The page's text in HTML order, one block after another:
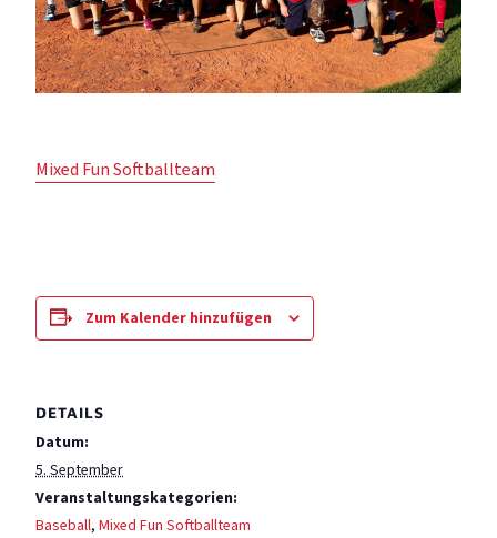
Mixed Fun Softballteam
Zum Kalender hinzufügen
DETAILS
Datum:
5. September
Veranstaltungskategorien:
Baseball, Mixed Fun Softballteam